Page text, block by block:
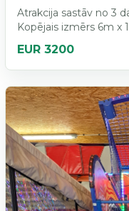
Atrakcija sastāv no 3
Kopējais izmērs 6m x
EUR 3200